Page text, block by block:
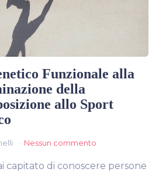
Funzionale alla
della
allo Sport
Nessun commento
capitato di conoscere persone